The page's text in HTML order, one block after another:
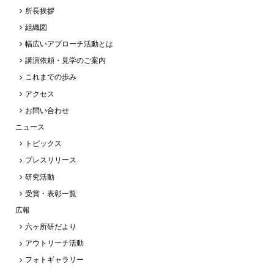
所長挨拶
組織図
幅広いアプローチ活動とは
講演依頼・見学のご案内
これまでの歩み
アクセス
お問い合わせ
ニュース
トピックス
プレスリリース
研究活動
受賞・表彰一覧
広報
六ヶ所研だより
アウトリーチ活動
フォトギャラリー